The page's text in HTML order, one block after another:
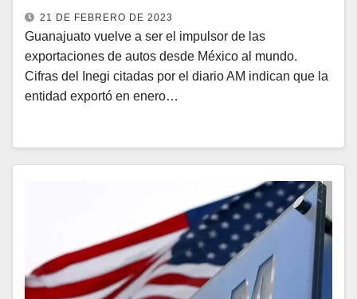
21 DE FEBRERO DE 2023
Guanajuato vuelve a ser el impulsor de las
exportaciones de autos desde México al mundo.
Cifras del Inegi citadas por el diario AM indican que la
entidad exportó en enero…